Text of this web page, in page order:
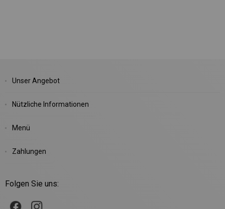
Unser Angebot
Nützliche Informationen
Menü
Zahlungen
Folgen Sie uns: